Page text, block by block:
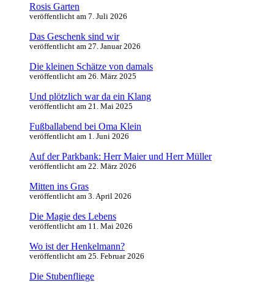
Rosis Garten
veröffentlicht am 7. Juli 2026
Das Geschenk sind wir
veröffentlicht am 27. Januar 2026
Die kleinen Schätze von damals
veröffentlicht am 26. März 2025
Und plötzlich war da ein Klang
veröffentlicht am 21. Mai 2025
Fußballabend bei Oma Klein
veröffentlicht am 1. Juni 2026
Auf der Parkbank: Herr Maier und Herr Müller
veröffentlicht am 22. März 2026
Mitten ins Gras
veröffentlicht am 3. April 2026
Die Magie des Lebens
veröffentlicht am 11. Mai 2026
Wo ist der Henkelmann?
veröffentlicht am 25. Februar 2026
Die Stubenfliege